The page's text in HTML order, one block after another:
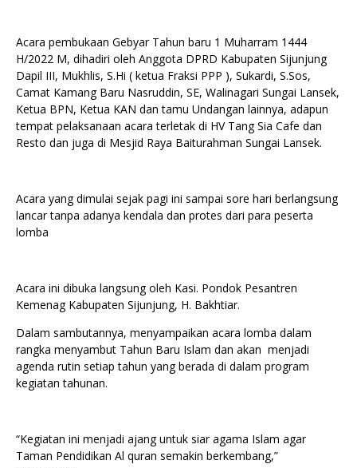
Acara pembukaan Gebyar Tahun baru 1 Muharram 1444
H/2022 M, dihadiri oleh Anggota DPRD Kabupaten Sijunjung
Dapil III, Mukhlis, S.Hi ( ketua Fraksi PPP ), Sukardi, S.Sos,
Camat Kamang Baru Nasruddin, SE, Walinagari Sungai Lansek,
Ketua BPN, Ketua KAN dan tamu Undangan lainnya, adapun
tempat pelaksanaan acara terletak di HV Tang Sia Cafe dan
Resto dan juga di Mesjid Raya Baiturahman Sungai Lansek.
Acara yang dimulai sejak pagi ini sampai sore hari berlangsung
lancar tanpa adanya kendala dan protes dari para peserta
lomba
Acara ini dibuka langsung oleh Kasi. Pondok Pesantren
Kemenag Kabupaten Sijunjung, H. Bakhtiar.
Dalam sambutannya, menyampaikan acara lomba dalam
rangka menyambut Tahun Baru Islam dan akan menjadi
agenda rutin setiap tahun yang berada di dalam program
kegiatan tahunan.
“Kegiatan ini menjadi ajang untuk siar agama Islam agar
Taman Pendidikan Al quran semakin berkembang,”